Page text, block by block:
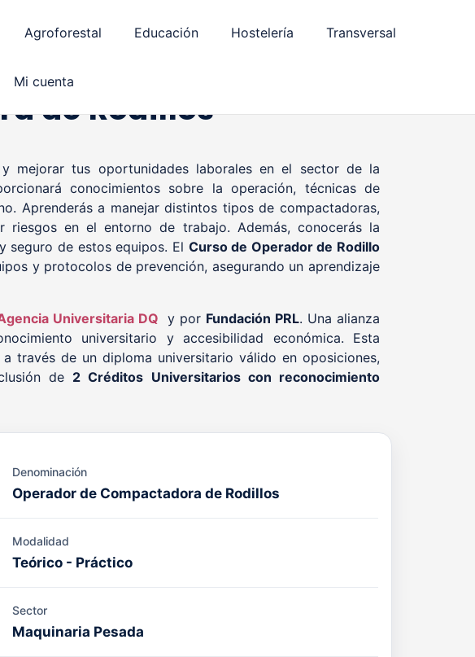
Agroforestal Educación Hostelería Transversal
Mi cuenta
de Rodillos
mejorar tus oportunidades laborales en el sector de la
conocimientos sobre la operación, técnicas de
Aprenderás a manejar distintos tipos de compactadoras,
riesgos en el entorno de trabajo. Además, conocerás la
seguro de estos equipos. El Curso de Operador de Rodillo
y protocolos de prevención, asegurando un aprendizaje
Universitaria DQ y por Fundación PRL. Una alianza
universitario y accesibilidad económica. Esta
través de un diploma universitario válido en oposiciones,
de 2 Créditos Universitarios con reconocimiento
Denominación
Operador de Compactadora de Rodillos
Modalidad
Teórico - Práctico
Sector
Maquinaria Pesada